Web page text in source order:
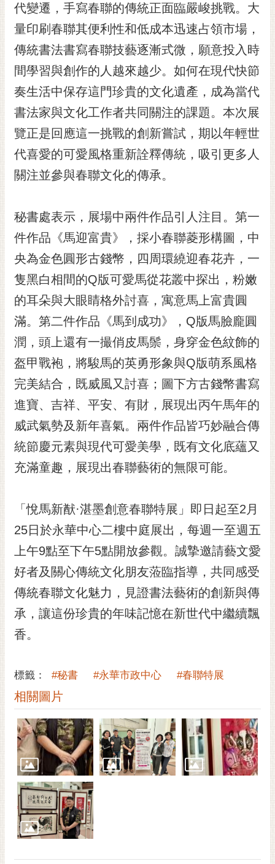
隱
權
及
安
全
政
策
網
站
資
放
宣
市
府
交
通
位
置
代變遷，手寫春聯的傳統正面臨嚴峻挑戰。大
量印刷春聯其便利性和低成本迅速占領市場，
傳統書法書寫春聯技藝逐漸式微，願意投入時
間學習與創作的人越來越少。如何在現代快節
奏生活中保存這門珍貴的文化遺產，成為當代
書法家與文化工作者共同關注的課題。本次展
覽正是回應這一挑戰的創新嘗試，期以年輕世
代喜愛的可愛風格重新詮釋傳統，吸引更多人
關注並參與春聯文化的傳承。
秘書處表示，展場中兩件作品引人注目。第一
件作品《馬迎富貴》，採小春聯菱形構圖，中
央為金色圓形古錢幣，四周環繞迎春花卉，一
隻黑白相間的Q版可愛馬從花叢中探出，粉嫩
的耳朵與大眼睛格外討喜，寓意馬上富貴圓
滿。第二件作品《馬到成功》，Q版馬臉龐圓
潤，頭上還有一撮俏皮馬鬃，身穿金色紋飾的
盔甲戰袍，將駿馬的英勇形象與Q版萌系風格
完美結合，既威風又討喜；圖下方古錢幣書寫
進寶、吉祥、平安、有財，展現出丙午馬年的
威武氣勢及新年喜氣。兩件作品皆巧妙融合傳
統節慶元素與現代可愛美學，既有文化底蘊又
充滿童趣，展現出春聯藝術的無限可能。
「悅馬新猷·湛墨創意春聯特展」即日起至2月
25日於永華中心二樓中庭展出，每週一至週五
上午9點至下午5點開放參觀。誠摯邀請藝文愛
好者及關心傳統文化朋友蒞臨指導，共同感受
傳統春聯文化魅力，見證書法藝術的創新與傳
承，讓這份珍貴的年味記憶在新世代中繼續飄
香。
標籤： #秘書 #永華市政中心 #春聯特展
相關圖片